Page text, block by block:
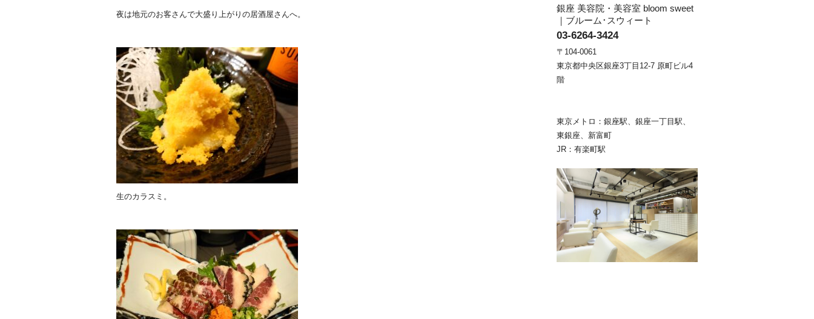
夜は地元のお客さんで大盛り上がりの居酒屋さんへ。
生のカラスミ。
銀座 美容院・美容室 bloom sweet
｜ブルーム･スウィート
03-6264-3424
〒104-0061
東京都中央区銀座3丁目12-7 原町ビル4
階
東京メトロ：銀座駅、銀座一丁目駅、
東銀座、新富町
JR：有楽町駅